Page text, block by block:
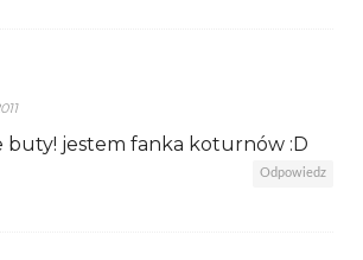
buty! jestem fanka koturnów :D
Odpowiedz